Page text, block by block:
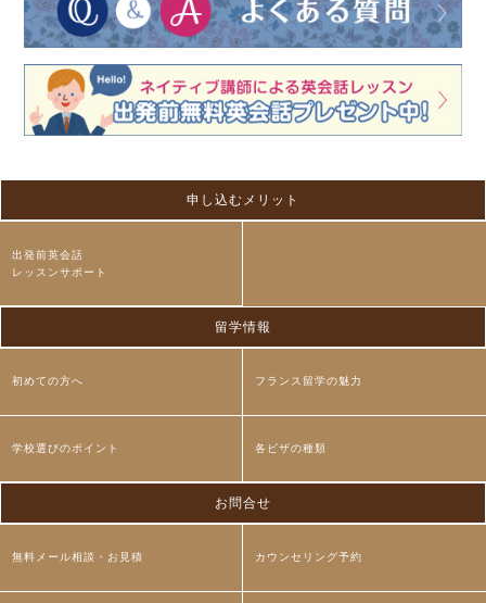
申し込むメリット
出発前英会話
レッスンサポート
留学情報
初めての方へ フランス留学の魅力
学校選びのポイント 各ビザの種類
お問合せ
無料メール相談・お見積 カウンセリング予約